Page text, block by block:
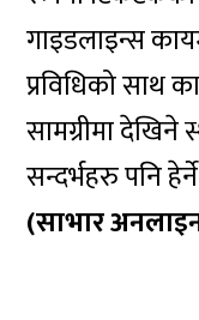
गाइडलाइन्स
प्रविधिको साथ
सामग्रीमा
सन्दर्भहरु पनि
(साभार